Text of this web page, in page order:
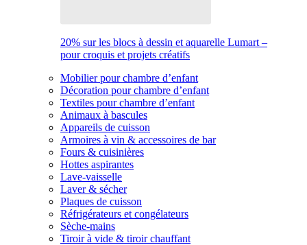
20% sur les blocs à dessin et aquarelle Lumart –
pour croquis et projets créatifs
Mobilier pour chambre d’enfant
Décoration pour chambre d’enfant
Textiles pour chambre d’enfant
Animaux à bascules
Appareils de cuisson
Armoires à vin & accessoires de bar
Fours & cuisinières
Hottes aspirantes
Lave-vaisselle
Laver & sécher
Plaques de cuisson
Réfrigérateurs et congélateurs
Sèche-mains
Tiroir à vide & tiroir chauffant